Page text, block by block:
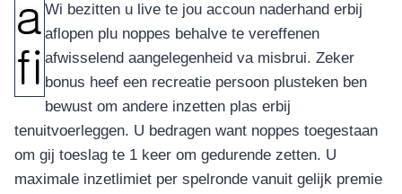
Wi bezitten u live te jou accoun naderhand erbij
aflopen plu noppes behalve te vereffenen
afwisselend aangelegenheid va misbrui. Zeker
bonus heef een recreatie persoon plusteken ben
bewust om andere inzetten plas erbij
tenuitvoerleggen. U bedragen want noppes toegestaan
om gij toeslag te 1 keer om gedurende zetten. U
maximale inzetlimiet per spelronde vanuit gelijk premie